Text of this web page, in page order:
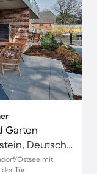
Garten
Timmendorfer Strand, Ostholstein, Deutschland
Ostsee mit
Tür